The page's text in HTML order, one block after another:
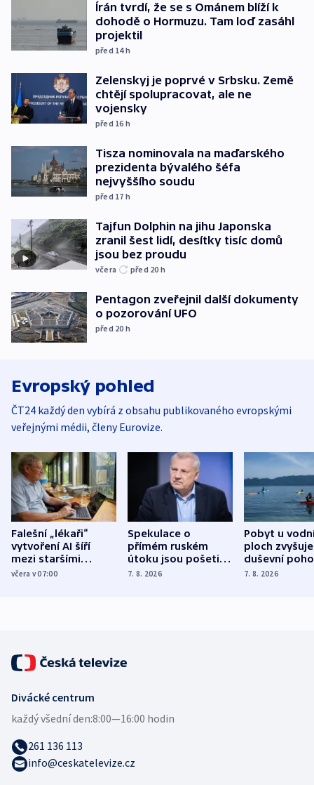
Írán tvrdí, že se s Ománem blíží k
dohodě o Hormuzu. Tam loď zasáhl
projektil
před 14h
Zelenskyj je poprvé v Srbsku. Země
chtějí spolupracovat, ale ne
vojensky
před 16 h
Tisza nominovala na maďarského
prezidenta bývalého šéfa
nejvyššího soudu
před 17 h
Tajfun Dolphin na jihu Japonska
zranil šest lidí, desítky tisíc domů
jsou bez proudu
včera před 20 h
Pentagon zveřejnil další dokumenty
o pozorování UFO
před 20 h
Evropský pohled
ČT24 každý den vybírá z obsahu publikovaného evropskými
veřejnými médii, členy Eurovize.
Falešní „lékaři“
vytvoření AI šíří
mezi staršími
Poláky nebezpečné
včera v 07:00
Spekulace o
přímém ruském
útoku jsou pošetilé,
míní estonský
7. 8. 2026
Pobyt u
ploch zvyšuje
duševní
ukázala
7. 8. 2026
Divácké centrum
každý všední den:8:00—16:00 hodin
261 136 113
info@ceskatelevize.cz